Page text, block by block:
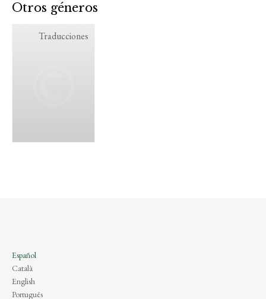
Otros géneros
Traducciones
Español
Català
English
Português